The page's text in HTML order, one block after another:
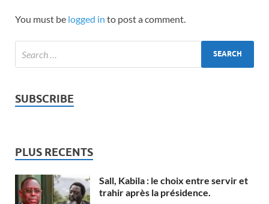
You must be logged in to post a comment.
SUBSCRIBE
PLUS RECENTS
Sall, Kabila : le choix entre servir et
trahir après la présidence.